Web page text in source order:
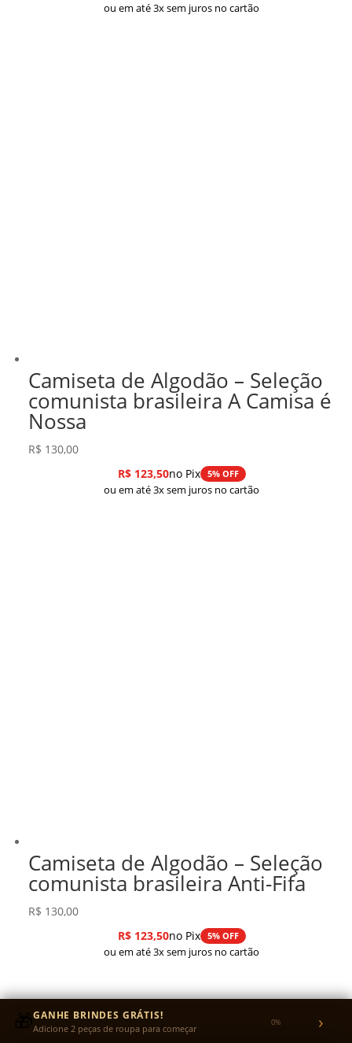
ou em até 3x sem juros no cartão
Camiseta de Algodão – Seleção
comunista brasileira A Camisa é
Nossa
R$ 130,00
R$123,50no Pix 5% OFF
ou em até 3x sem juros no cartão
Camiseta de Algodão – Seleção
comunista brasileira Anti-Fifa
R$ 130,00
R$123,50no Pix 5% OFF
ou em até 3x sem juros no cartão
🎁GANHE BRINDES GRÁTIS!
Adicione 2 peças de roupa para começar 0% ›